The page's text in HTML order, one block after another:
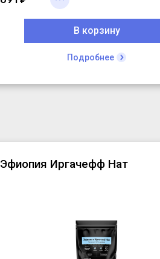
В корзину
Подробнее
Эфиопия Иргачефф Нат